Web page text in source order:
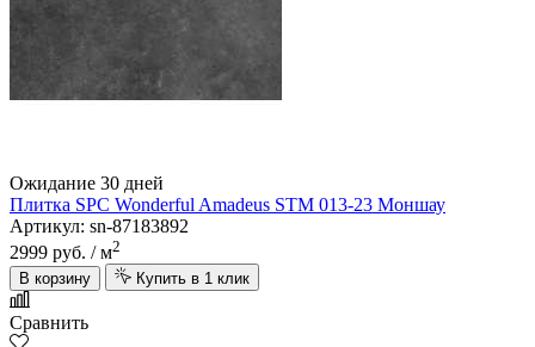
Ожидание 30 дней
Плитка SPC Wonderful Amadeus STM 013-23 Моншау
Артикул: sn-87183892
2999 руб. / м2
В корзину
Купить в 1 клик
Сравнить